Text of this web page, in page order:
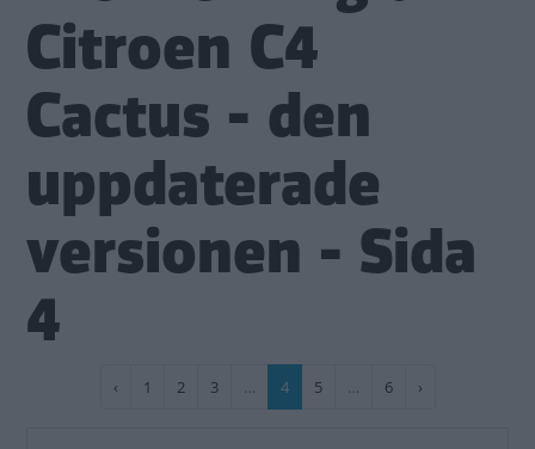
Citroen C4
Cactus - den
uppdaterade
versionen - Sida
4
Paginering
Föregående
‹ Sida
1 Sida
2 Sida
3 …
Nuvarande
4 Sida
5 … Sida
6
Nästa
›